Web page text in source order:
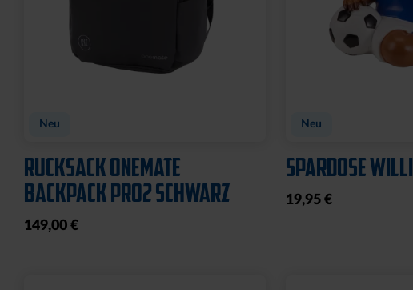
Neu
RUCKSACK ONEMATE
BACKPACK PRO2 SCHWARZ
149,00 €
Neu
SPARDOSE WILLI
19,95 €